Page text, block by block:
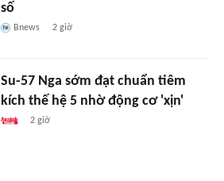
số
Bnews 2 giờ
Su-57 Nga sớm đạt chuẩn tiêm
kích thế hệ 5 nhờ động cơ 'xịn'
2 giờ